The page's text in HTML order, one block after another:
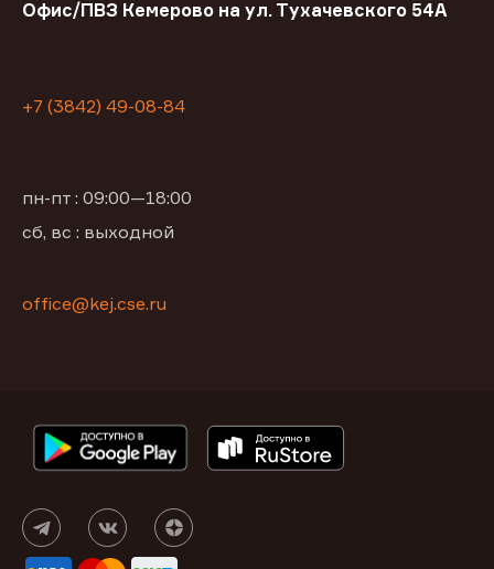
Офис/ПВЗ Кемерово на ул. Тухачевского 54А
+7 (3842) 49-08-84
пн-пт : 09:00—18:00
сб, вс : выходной
office@kej.cse.ru